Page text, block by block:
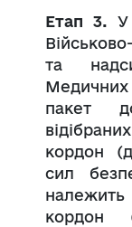
Етап 3. У
та
Медичних
пакет
кордон
сил
кордон